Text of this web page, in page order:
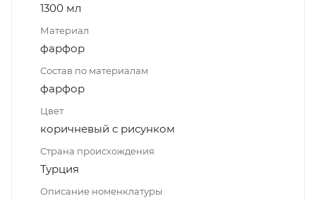
1300 мл
Материал
фарфор
Состав по материалам
фарфор
Цвет
коричневый с рисунком
Страна происхождения
Турция
Описание номенклатуры